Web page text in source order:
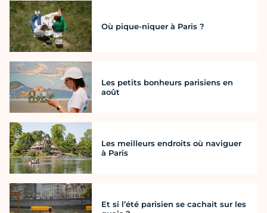
Où pique-niquer à Paris ?
Les petits bonheurs parisiens en
août
Les meilleurs endroits où naviguer
à Paris
Et si l’été parisien se cachait sur les